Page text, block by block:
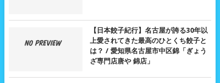
【日本餃子紀行】名古屋が誇る30年以
上愛されてきた最高のひとくち餃子と
は？ / 愛知県名古屋市中区錦「ぎょう
ざ専門店唐や 錦店」